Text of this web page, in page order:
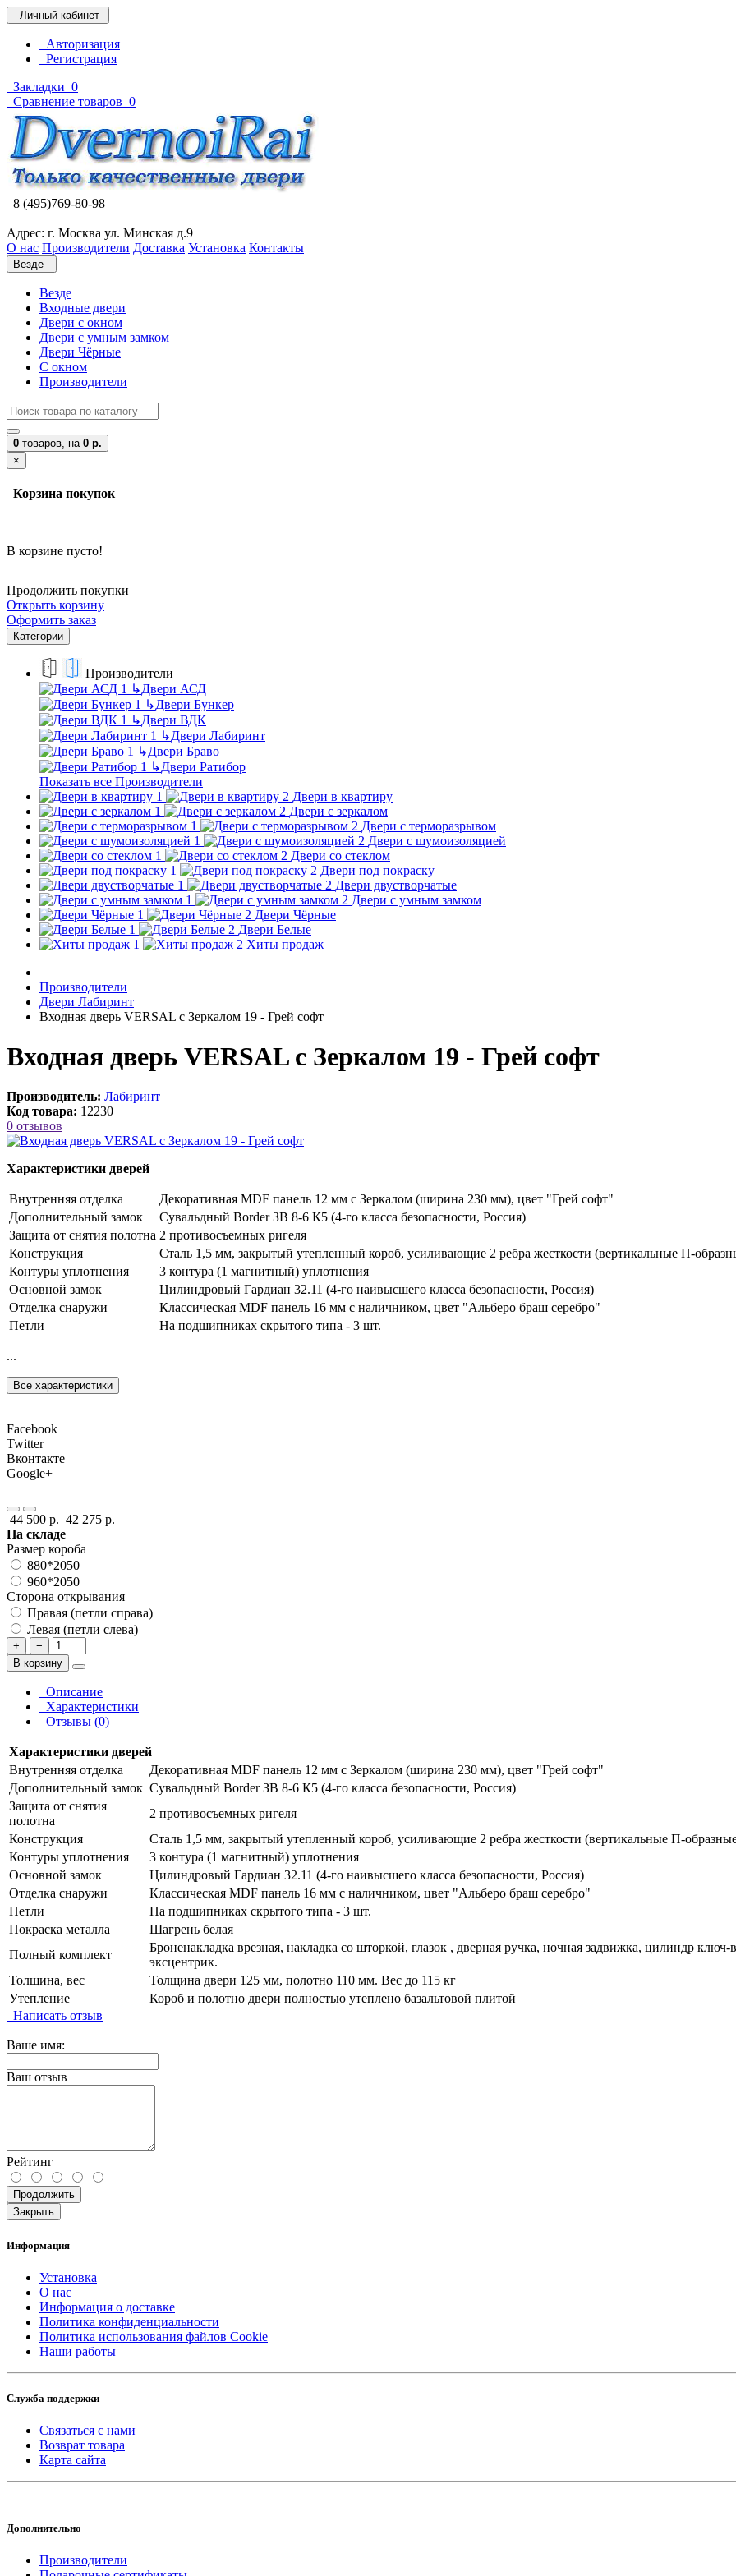
Личный кабинет
Авторизация
Регистрация
Закладки 0
Сравнение товаров 0
8 (495)769-80-98
Адрес: г. Москва ул. Минская д.9
О нас Производители Доставка Установка Контакты
Везде
Везде
Входные двери
Двери с окном
Двери с умным замком
Двери Чёрные
C окном
Производители
0 товаров, на 0 р.
×
Корзина покупок
В корзине пусто!
Продолжить покупки
Открыть корзину
Оформить заказ
Категории
Производители
↳Двери АСД
↳Двери Бункер
↳Двери ВДК
↳Двери Лабиринт
↳Двери Браво
↳Двери Ратибор
Показать все Производители
Двери в квартиру
Двери с зеркалом
Двери с терморазрывом
Двери с шумоизоляцией
Двери со стеклом
Двери под покраску
Двери двустворчатые
Двери с умным замком
Двери Чёрные
Двери Белые
Хиты продаж
Производители
Двери Лабиринт
Входная дверь VERSAL с Зеркалом 19 - Грей софт
Входная дверь VERSAL с Зеркалом 19 - Грей софт
Производитель: Лабиринт
Код товара: 12230
0 отзывов
Характеристики дверей
Внутренняя отделка
Декоративная MDF панель 12 мм с Зеркалом (ширина 230 мм), цвет "Грей софт"
Дополнительный замок
Сувальдный Border ЗВ 8-6 К5 (4-го класса безопасности, Россия)
Защита от снятия полотна 2 противосъемных ригеля
Конструкция
Сталь 1,5 мм, закрытый утепленный короб, усиливающие 2 ребра жесткости (вертикальные П-
Контуры уплотнения
3 контура (1 магнитный) уплотнения
Основной замок
Цилиндровый Гардиан 32.11 (4-го наивысшего класса безопасности, Россия)
Отделка снаружи
Классическая MDF панель 16 мм с наличником, цвет "Альберо браш серебро"
Петли
На подшипниках скрытого типа - 3 шт.
...
Все характеристики
Facebook
Twitter
Вконтакте
Google+
44 500 р. 42 275 р.
На складе
Размер короба
880*2050
960*2050
Сторона открывания
Правая (петли справа)
Левая (петли слева)
+
−
В корзину
Описание
Характеристики
Отзывы (0)
Характеристики дверей
Внутренняя отделка
Декоративная MDF панель 12 мм с Зеркалом (ширина 230 мм), цвет "Грей софт"
Дополнительный замок Сувальдный Border ЗВ 8-6 К5 (4-го класса безопасности, Россия)
Защита от снятия
полотна
2 противосъемных ригеля
Конструкция
Сталь 1,5 мм, закрытый утепленный короб, усиливающие 2 ребра жесткости (вертикальные П-
Контуры уплотнения
3 контура (1 магнитный) уплотнения
Основной замок
Цилиндровый Гардиан 32.11 (4-го наивысшего класса безопасности, Россия)
Отделка снаружи
Классическая MDF панель 16 мм с наличником, цвет "Альберо браш серебро"
Петли
На подшипниках скрытого типа - 3 шт.
Покраска металла
Шагрень белая
Полный комплект
Броненакладка врезная, накладка со шторкой, глазок , дверная ручка, ночная задвижка, цилиндр
эксцентрик.
Толщина, вес
Толщина двери 125 мм, полотно 110 мм. Вес до 115 кг
Утепление
Короб и полотно двери полностью утеплено базальтовой плитой
Написать отзыв
Ваше имя:
Ваш отзыв
Рейтинг
Продолжить
Закрыть
Информация
Установка
О нас
Информация о доставке
Политика конфиденциальности
Политика использования файлов Cookie
Наши работы
Служба поддержки
Связаться с нами
Возврат товара
Карта сайта
Дополнительно
Производители